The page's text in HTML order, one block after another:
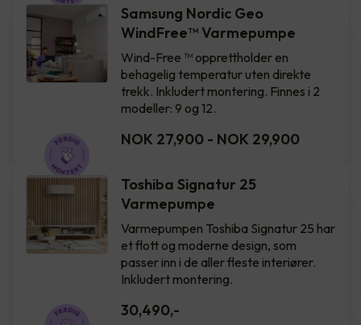
Samsung Nordic Geo
WindFree™️ Varmepumpe
Wind-Free ™ opprettholder en
behagelig temperatur uten direkte
trekk. Inkludert montering. Finnes i 2
modeller: 9 og 12.
NOK 27,900 - NOK 29,900
Toshiba Signatur 25
Varmepumpe
Varmepumpen Toshiba Signatur 25 har
et flott og moderne design, som
passer inn i de aller fleste interiører.
Inkludert montering.
30,490,-